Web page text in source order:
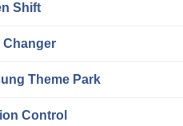
Shift
Changer
Theme Park
Control